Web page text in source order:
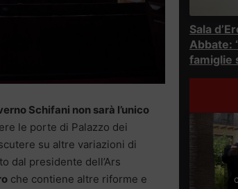
Schifani non sarà l’unico
le porte di Palazzo dei
su altre variazioni di
dal presidente dell’Ars
che contiene altre riforme e
Sala
Abbate:
famiglie